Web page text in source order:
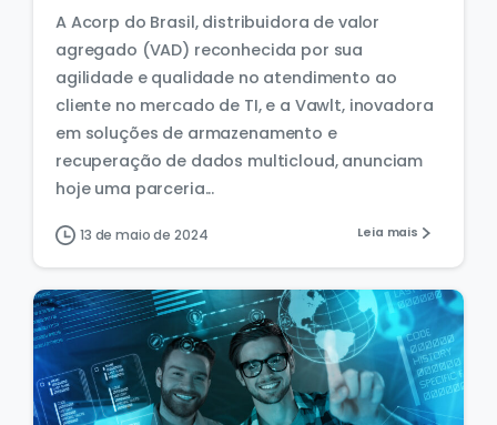
A Acorp do Brasil, distribuidora de valor
agregado (VAD) reconhecida por sua
agilidade e qualidade no atendimento ao
cliente no mercado de TI, e a Vawlt, inovadora
em soluções de armazenamento e
recuperação de dados multicloud, anunciam
hoje uma parceria...
13 de maio de 2024 Leia mais